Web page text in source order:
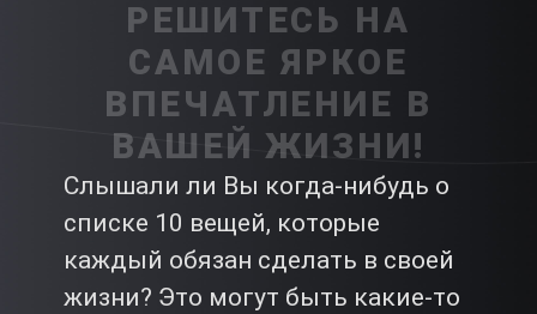
РЕШИТЕСЬ НА
САМОЕ ЯРКОЕ
ВПЕЧАТЛЕНИЕ В
ВАШЕЙ ЖИЗНИ!
Слышали ли Вы когда-нибудь о
списке 10 вещей, которые
каждый обязан сделать в своей
жизни? Это могут быть какие-то